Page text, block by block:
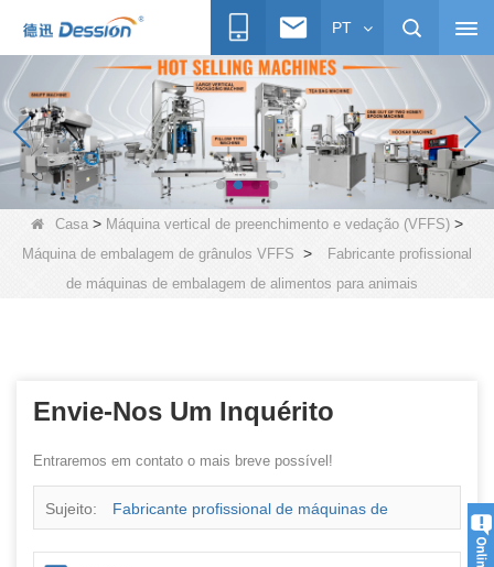
PT
Casa > Máquina vertical de preenchimento e vedação (VFFS) >
Máquina de embalagem de grânulos VFFS >
Fabricante profissional
de máquinas de embalagem de alimentos para animais
Envie-Nos Um Inquérito
Entraremos em contato o mais breve possível!
Sujeito: Fabricante profissional de máquinas de
embalagem de alimentos para animais